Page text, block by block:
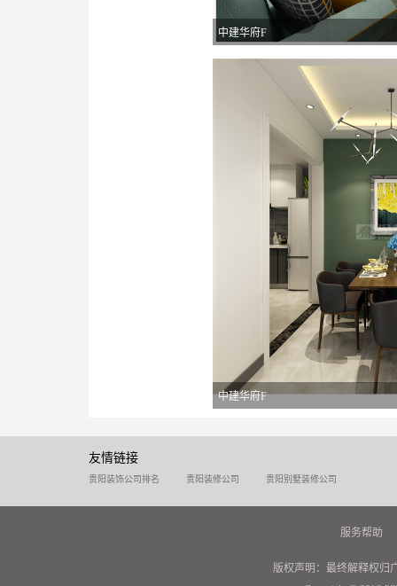
中建华府F
中建华府F
友情链接
贵阳装饰公司排名 贵阳装修公司 贵阳别墅装修公司
服务帮助
版权声明：最终解释权归